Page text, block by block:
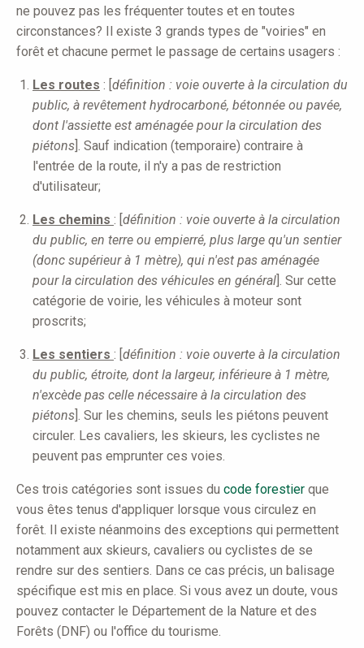
ne pouvez pas les fréquenter toutes et en toutes
circonstances? Il existe 3 grands types de "voiries" en
forêt et chacune permet le passage de certains usagers :
Les routes : [définition : voie ouverte à la circulation du
public, à revêtement hydrocarboné, bétonnée ou pavée,
dont l'assiette est aménagée pour la circulation des
piétons]. Sauf indication (temporaire) contraire à
l'entrée de la route, il n'y a pas de restriction
d'utilisateur;
Les chemins : [définition : voie ouverte à la circulation
du public, en terre ou empierré, plus large qu'un sentier
(donc supérieur à 1 mètre), qui n'est pas aménagée
pour la circulation des véhicules en général]. Sur cette
catégorie de voirie, les véhicules à moteur sont
proscrits;
Les sentiers : [définition : voie ouverte à la circulation
du public, étroite, dont la largeur, inférieure à 1 mètre,
n'excède pas celle nécessaire à la circulation des
piétons]. Sur les chemins, seuls les piétons peuvent
circuler. Les cavaliers, les skieurs, les cyclistes ne
peuvent pas emprunter ces voies.
Ces trois catégories sont issues du code forestier que
vous êtes tenus d'appliquer lorsque vous circulez en
forêt. Il existe néanmoins des exceptions qui permettent
notamment aux skieurs, cavaliers ou cyclistes de se
rendre sur des sentiers. Dans ce cas précis, un balisage
spécifique est mis en place. Si vous avez un doute, vous
pouvez contacter le Département de la Nature et des
Forêts (DNF) ou l'office du tourisme.